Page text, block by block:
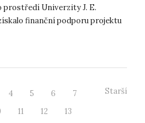
prostředí Univerzity J. E.
finanční podporu projektu
4 5 6
7
11 12
13
Starší